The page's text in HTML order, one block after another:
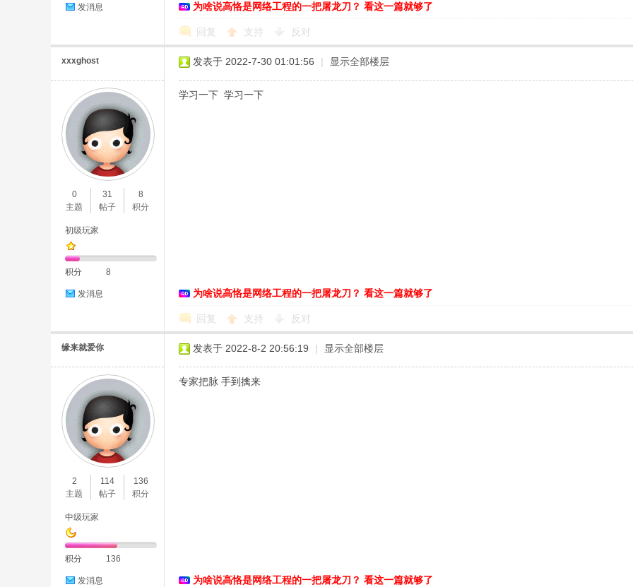
发消息 为啥说高恪是网络工程的一把屠龙刀？ 看这一篇就够了
回复 支持 反对
xxxghost
0
主题
31
帖子
8
积分
初级玩家
积分 8
发消息
发表于 2022-7-30 01:01:56 | 显示全部楼层
学习一下 学习一下
为啥说高恪是网络工程的一把屠龙刀？ 看这一篇就够了
回复 支持 反对
缘来就爱你
2
主题
114
帖子
136
积分
中级玩家
积分 136
发消息
发表于 2022-8-2 20:56:19 | 显示全部楼层
专家把脉 手到擒来
为啥说高恪是网络工程的一把屠龙刀？ 看这一篇就够了